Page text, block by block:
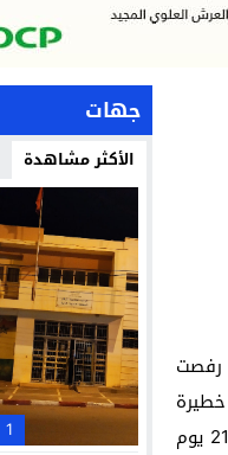
رفصت
استدعت نقلها في حالة حرجة للمستشفى حيت منحت لها شهادة طبية تتبت مدة العجز في 21 يوم
جهات
الأكثر مشاهدة
1